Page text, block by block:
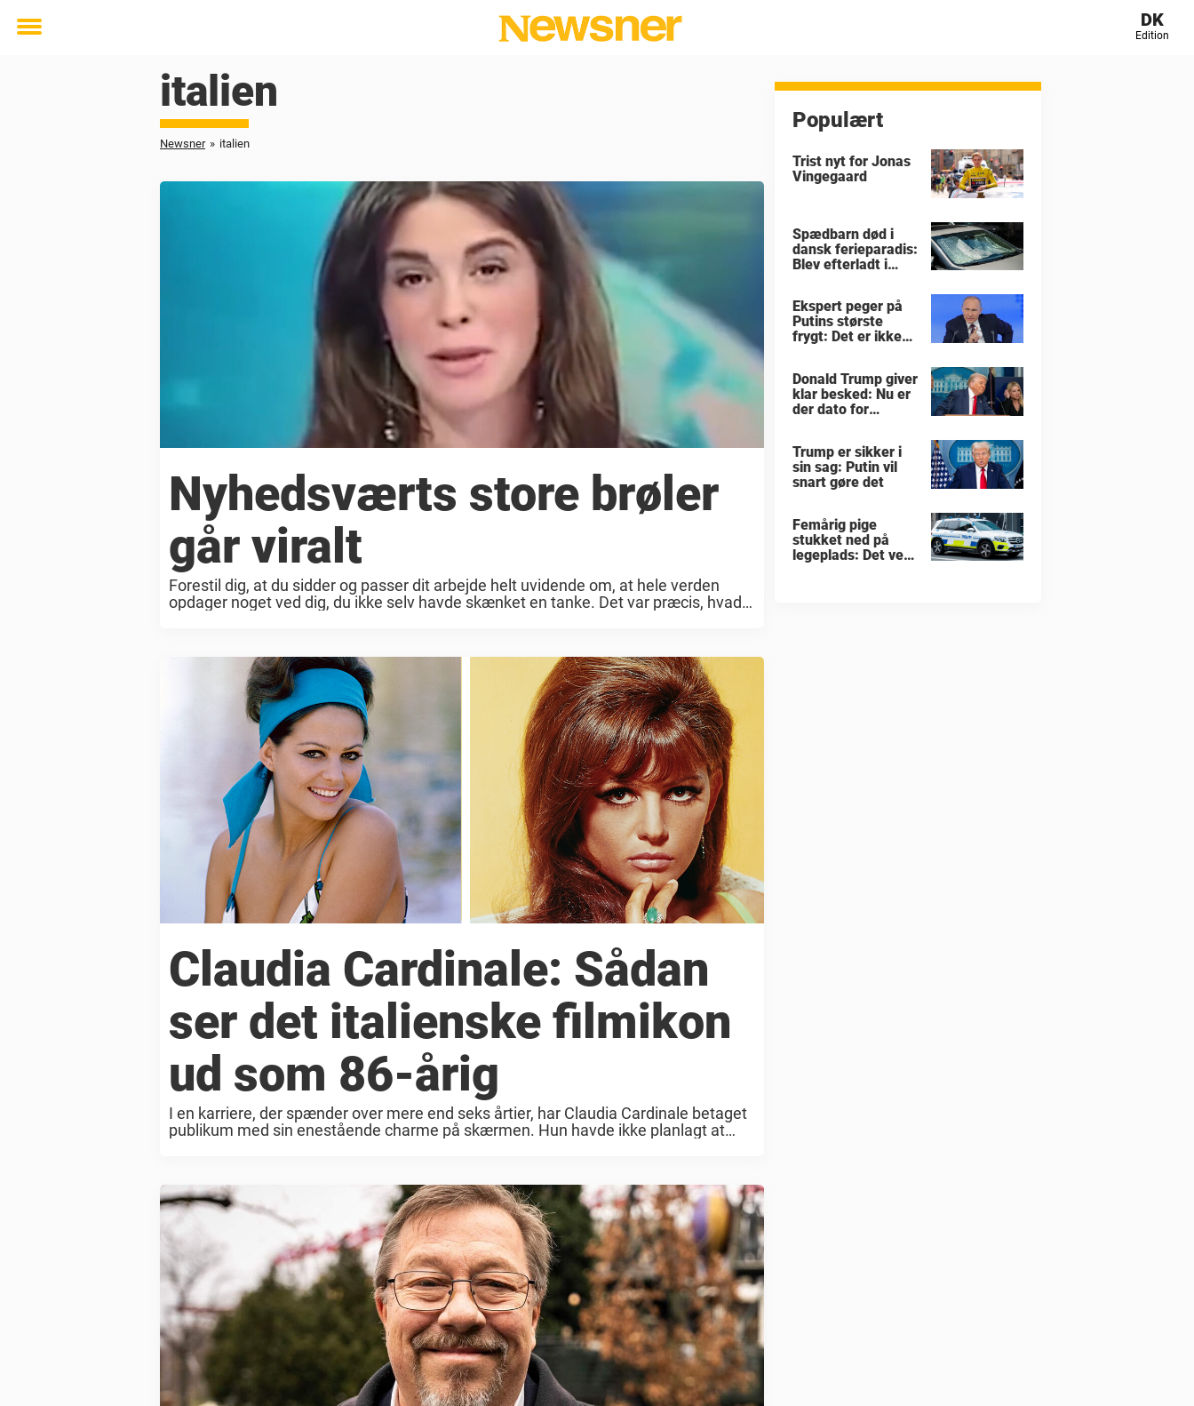
Toggle
DK
Edition
italien
Newsner » italien
Nyhedsværts store brøler
går viralt
Forestil dig, at du sidder og passer dit arbejde helt uvidende om, at hele verden
opdager noget ved dig, du ikke selv havde skænket en tanke. Det var præcis, hvad
Claudia Cardinale: Sådan
ser det italienske filmikon
ud som 86-årig
I en karriere, der spænder over mere end seks årtier, har Claudia Cardinale betaget
publikum med sin enestående charme på skærmen. Hun havde ikke planlagt at
Populært
Trist nyt for Jonas
Vingegaard
Spædbarn død i
dansk ferieparadis:
Blev efterladt i
Ekspert peger på
Putins største
frygt: Det er ikke
Donald Trump giver
klar besked: Nu er
der dato for
Trump er sikker i
sin sag: Putin vil
snart gøre det
Femårig pige
stukket ned på
legeplads: Det ved